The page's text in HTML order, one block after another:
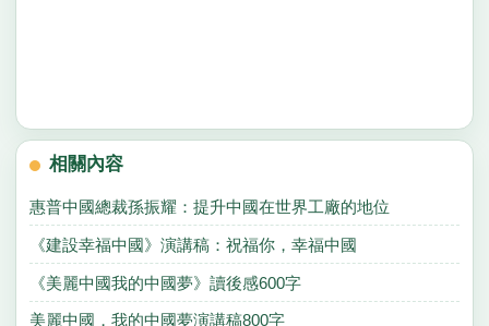
相關內容
惠普中國總裁孫振耀：提升中國在世界工廠的地位
《建設幸福中國》演講稿：祝福你，幸福中國
《美麗中國我的中國夢》讀後感600字
美麗中國，我的中國夢演講稿800字